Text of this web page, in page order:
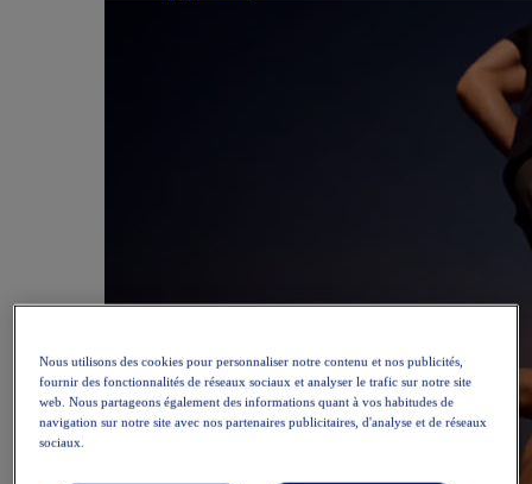
Nous utilisons des cookies pour personnaliser notre contenu et nos publicités,
fournir des fonctionnalités de réseaux sociaux et analyser le trafic sur notre site
web. Nous partageons également des informations quant à vos habitudes de
navigation sur notre site avec nos partenaires publicitaires, d'analyse et de réseaux
sociaux.